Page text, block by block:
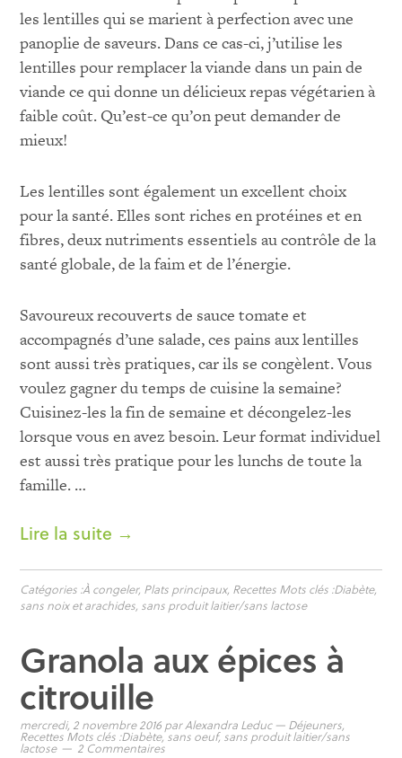
les lentilles qui se marient à perfection avec une
panoplie de saveurs. Dans ce cas-ci, j’utilise les
lentilles pour remplacer la viande dans un pain de
viande ce qui donne un délicieux repas végétarien à
faible coût. Qu’est-ce qu’on peut demander de
mieux!
Les lentilles sont également un excellent choix
pour la santé. Elles sont riches en protéines et en
fibres, deux nutriments essentiels au contrôle de la
santé globale, de la faim et de l’énergie.
Savoureux recouverts de sauce tomate et
accompagnés d’une salade, ces pains aux lentilles
sont aussi très pratiques, car ils se congèlent. Vous
voulez gagner du temps de cuisine la semaine?
Cuisinez-les la fin de semaine et décongelez-les
lorsque vous en avez besoin. Leur format individuel
est aussi très pratique pour les lunchs de toute la
famille. …
Lire la suite →
Catégories :À congeler, Plats principaux, Recettes Mots clés :Diabète,
sans noix et arachides, sans produit laitier/sans lactose
Granola aux épices à
citrouille
mercredi, 2 novembre 2016 parAlexandra Leduc — Déjeuners,
Recettes Mots clés :Diabète,sans oeuf, sans produit laitier/sans
lactose 2 Commentaires